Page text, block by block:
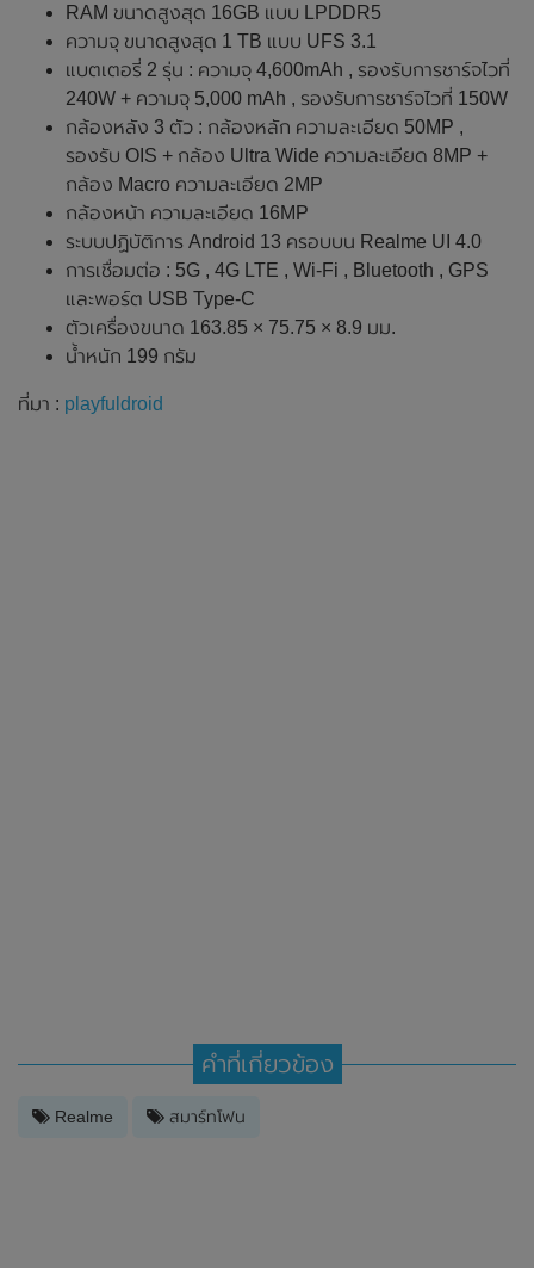
RAM ขนาดสูงสุด 16GB แบบ LPDDR5
ความจุ ขนาดสูงสุด 1 TB แบบ UFS 3.1
แบตเตอรี่ 2 รุ่น : ความจุ 4,600mAh , รองรับการชาร์จไวที่
240W + ความจุ 5,000 mAh , รองรับการชาร์จไวที่ 150W
กล้องหลัง 3 ตัว : กล้องหลัก ความละเอียด 50MP ,
รองรับ OIS + กล้อง Ultra Wide ความละเอียด 8MP +
กล้อง Macro ความละเอียด 2MP
กล้องหน้า ความละเอียด 16MP
ระบบปฏิบัติการ Android 13 ครอบบน Realme UI 4.0
การเชื่อมต่อ : 5G , 4G LTE , Wi-Fi , Bluetooth , GPS
และพอร์ต USB Type-C
ตัวเครื่องขนาด 163.85 × 75.75 × 8.9 มม.
น้ำหนัก 199 กรัม
ที่มา : playfuldroid
คำที่เกี่ยวข้อง
Realme สมาร์ทโฟน